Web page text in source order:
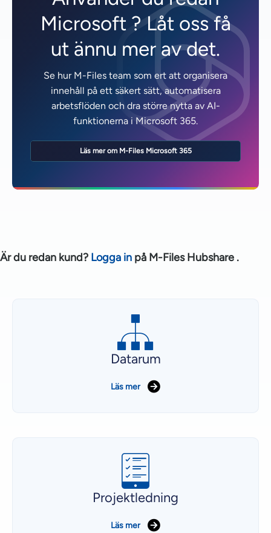
Microsoft ? Låt oss få
ut ännu mer av det.
Se hur M-Files team som ert att organisera
innehåll på ett säkert sätt, automatisera
arbetsflöden och dra större nytta av AI-
funktionerna i Microsoft 365.
Läs mer om M-Files Microsoft 365
Är du redan kund? Logga in på M-Files Hubshare .
Datarum
Läs mer
Projektledning
Läs mer